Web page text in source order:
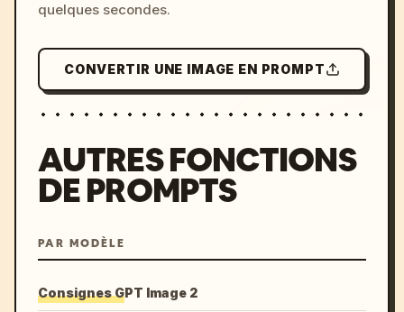
quelques secondes.
CONVERTIR UNE IMAGE EN PROMPT
AUTRES FONCTIONS
DE PROMPTS
PAR MODÈLE
Consignes GPT Image 2